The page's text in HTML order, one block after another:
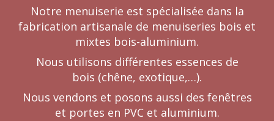
Notre menuiserie est spécialisée dans la
fabrication artisanale de menuiseries bois et
mixtes bois-aluminium.
Nous utilisons différentes essences de
bois (chêne, exotique,…).
Nous vendons et posons aussi des fenêtres
et portes en PVC et aluminium.